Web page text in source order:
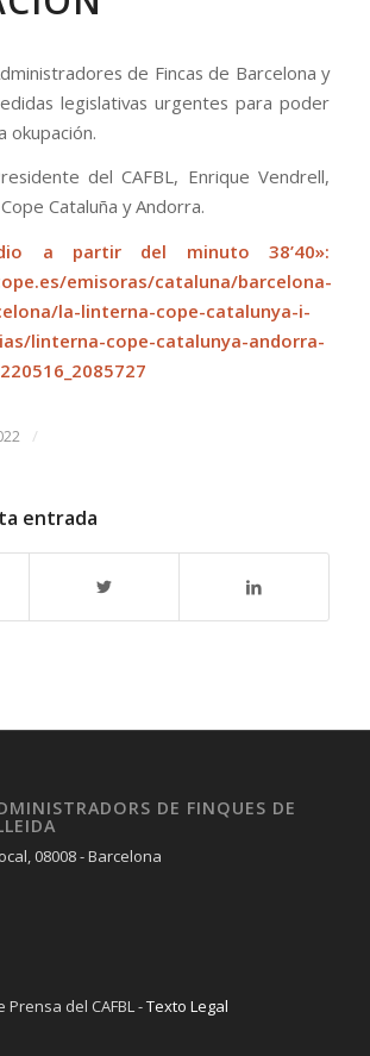
de Fincas de Barcelona y
legislativas urgentes para poder
okupación.
del CAFBL, Enrique Vendrell,
Cataluña y Andorra.
a partir del minuto 38’40»:
emisoras/cataluna/barcelona-
la-linterna-cope-catalunya-i-
linterna-cope-catalunya-andorra-
/
entrada
DE FINQUES DE
08008 - Barcelona
del CAFBL -Texto Legal